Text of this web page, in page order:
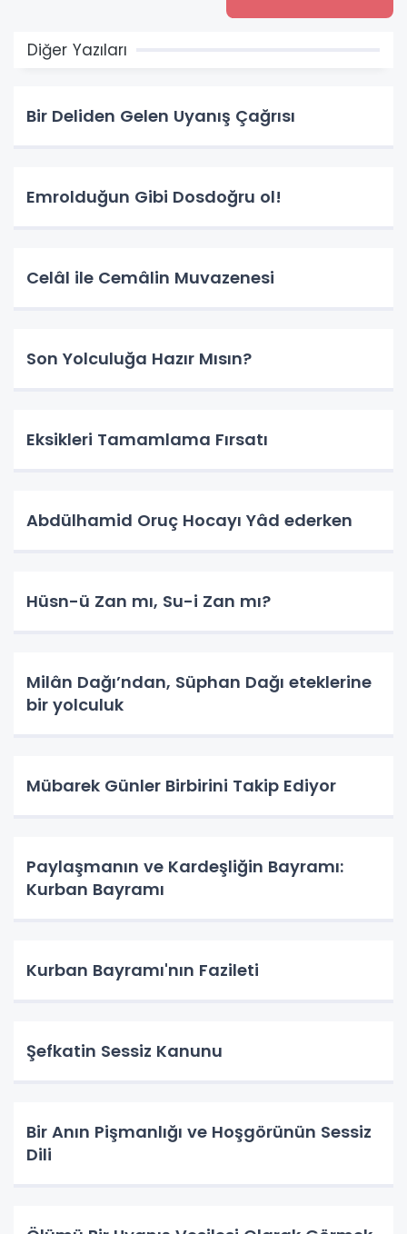
Diğer Yazıları
Bir Deliden Gelen Uyanış Çağrısı
Emrolduğun Gibi Dosdoğru ol!
Celâl ile Cemâlin Muvazenesi
Son Yolculuğa Hazır Mısın?
Eksikleri Tamamlama Fırsatı
Abdülhamid Oruç Hocayı Yâd ederken
Hüsn-ü Zan mı, Su-i Zan mı?
Milân Dağı’ndan, Süphan Dağı eteklerine
bir yolculuk
Mübarek Günler Birbirini Takip Ediyor
Paylaşmanın ve Kardeşliğin Bayramı:
Kurban Bayramı
Kurban Bayramı'nın Fazileti
Şefkatin Sessiz Kanunu
Bir Anın Pişmanlığı ve Hoşgörünün Sessiz
Dili